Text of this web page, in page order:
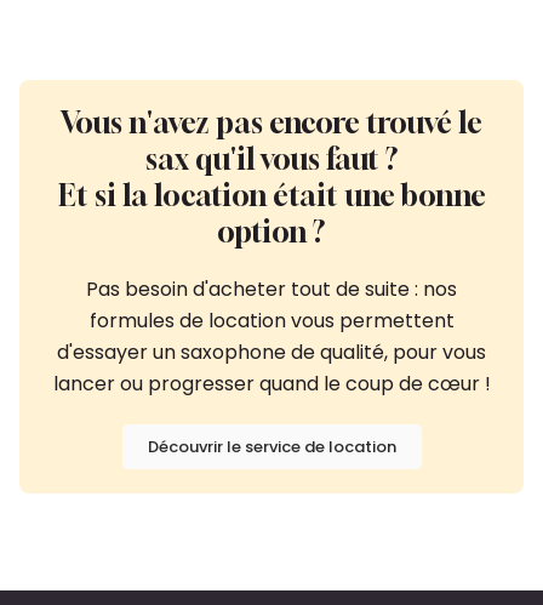
Vous n'avez pas encore trouvé le
sax qu'il vous faut ?
Et si la location était une bonne
option ?
Pas besoin d'acheter tout de suite : nos
formules de location vous permettent
d'essayer un saxophone de qualité, pour vous
lancer ou progresser quand le coup de cœur !
Découvrir le service de location